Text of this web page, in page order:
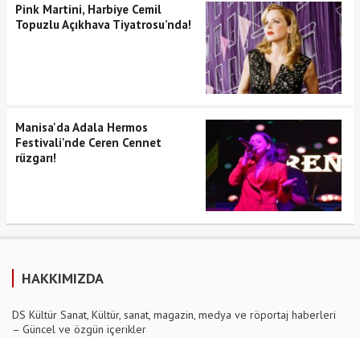
Pink Martini, Harbiye Cemil
Topuzlu Açıkhava Tiyatrosu’nda!
Manisa'da Adala Hermos
Festivali'nde Ceren Cennet
rüzgarı!
HAKKIMIZDA
DS Kültür Sanat, Kültür, sanat, magazin, medya ve röportaj haberleri
– Güncel ve özgün içerikler